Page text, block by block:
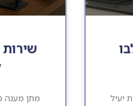
יעיל
מתן מענה